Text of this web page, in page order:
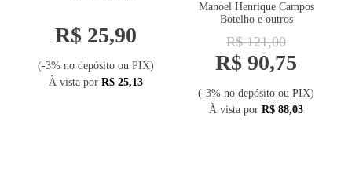
R$ 25,90
(-3% no depósito ou PIX)
À vista por R$ 25,13
Manoel Henrique Campos
Botelho e outros
R$ 121,00
R$ 90,75
(-3% no depósito ou PIX)
À vista por R$ 88,03